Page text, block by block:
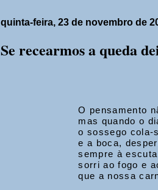
quinta-feira, 23 de novembro de
Se recearmos a queda
O pensamento
mas quando o
o sossego cola-
e a boca,
sempre à
sorri ao fogo e
que a nossa